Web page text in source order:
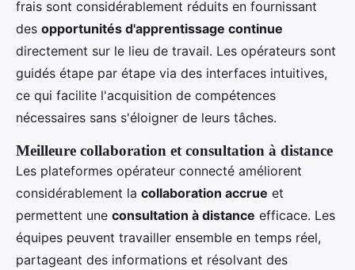
frais sont considérablement réduits en fournissant
des opportunités d'apprentissage continue
directement sur le lieu de travail. Les opérateurs sont
guidés étape par étape via des interfaces intuitives,
ce qui facilite l'acquisition de compétences
nécessaires sans s'éloigner de leurs tâches.
Meilleure collaboration et consultation à distance
Les plateformes opérateur connecté améliorent
considérablement la collaboration accrue et
permettent une consultation à distance efficace. Les
équipes peuvent travailler ensemble en temps réel,
partageant des informations et résolvant des